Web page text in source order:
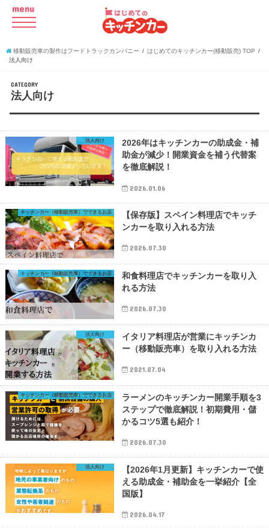
menu
移動販売車の製作はフードトラックカンパニー
はじめてのキッチンカー(移動販売) TOP
法人向け
CATEGORY
法人向け
法人向け
2026年はキッチンカーの助成金・補
助金が減少！開業資金を補う代替案
を徹底解説！
2026.01.06
キッチンカー（移動販売車）でできるお店
【保存版】スペイン料理店でキッチ
ンカーを取り入れる方法
2026.07.30
キッチンカー（移動販売車）でできるお店
和食料理店でキッチンカーを取り入
れる方法
2026.07.30
法人向け
イタリア料理店が営業にキッチンカ
ー（移動販売車）を取り入れる方法
2021.07.04
キッチンカー（移動販売車）でできるお店
ラーメンのキッチンカー開業手順を3
ステップで徹底解説！初期費用・儲
かるコツ5選も紹介！
2026.07.30
法人向け
【2026年1月更新】キッチンカーで使
える助成金・補助金を一挙紹介【全
国版】
2026.04.17